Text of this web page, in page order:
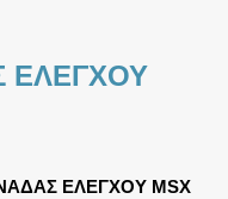
ΕΛΕΓΧΟΥ
ΕΛΕΓΧΟΥ MSX